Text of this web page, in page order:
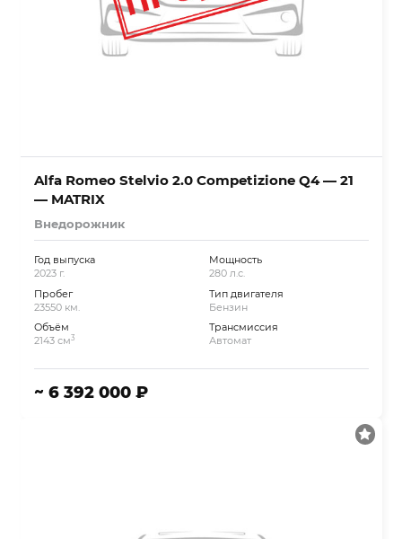
Alfa Romeo Stelvio 2.0 Competizione Q4 — 21
— MATRIX
Внедорожник
Год выпуска
2023 г.
Пробег
23550 км.
Объём
2143 см3
Мощность
280 л.с.
Тип двигателя
Бензин
Трансмиссия
Автомат
~ 6 392 000 ₽